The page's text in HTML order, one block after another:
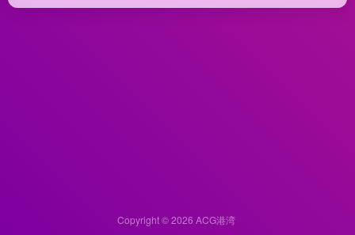
Copyright © 2026 ACG港湾